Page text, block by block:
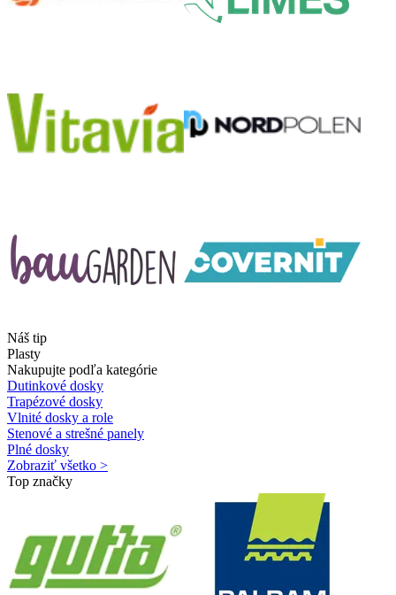
Náš tip
Plasty
Nakupujte podľa kategórie
Dutinkové dosky
Trapézové dosky
Vlnité dosky a role
Stenové a strešné panely
Plné dosky
Zobraziť všetko >
Top značky